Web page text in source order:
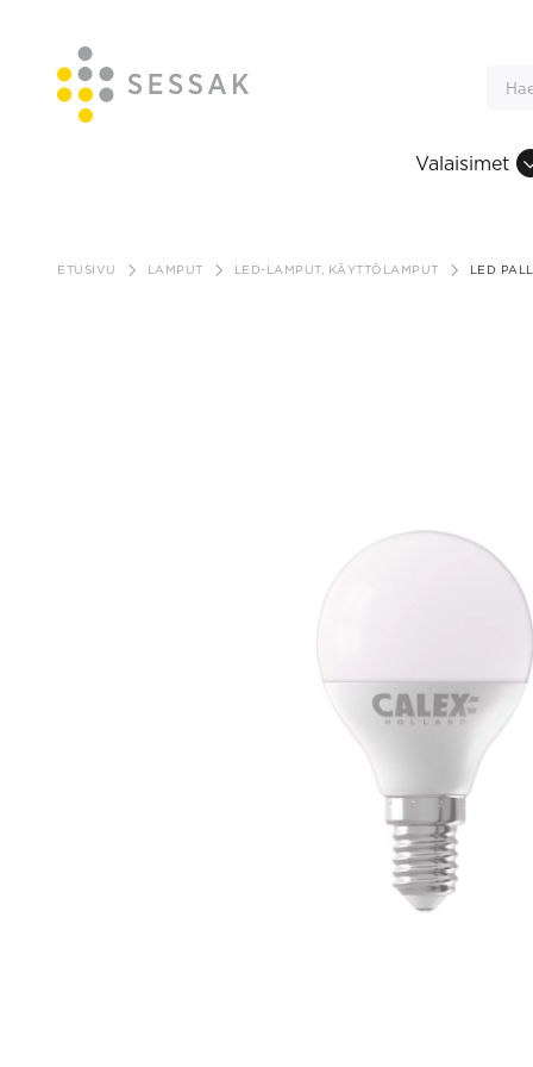
sisältöön
Valaisimet
ETUSIVU LAMPUT LED-LAMPUT, KÄYTTÖLAMPUT LED